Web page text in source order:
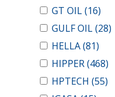
GT OIL(16)
GULF OIL(28)
HELLA(81)
HIPPER(468)
HPTECH (55)